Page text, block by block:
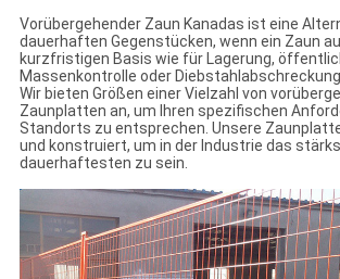
Vorübergehender Zaun Kanadas ist eine
dauerhaften Gegenstücken, wenn ein Zaun
kurzfristigen Basis wie für Lagerung,
Massenkontrolle oder
Wir bieten Größen einer Vielzahl von
Zaunplatten an, um Ihren spezifischen
Standorts zu entsprechen. Unsere
und konstruiert, um in der Industrie das
dauerhaftesten zu sein.